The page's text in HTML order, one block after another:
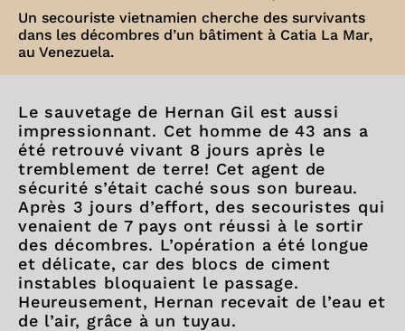
Un secouriste vietnamien cherche des survivants
dans les décombres d’un bâtiment à Catia La Mar,
au Venezuela.
Le sauvetage de Hernan Gil est aussi
impressionnant. Cet homme de 43 ans a
été retrouvé vivant 8 jours après le
tremblement de terre! Cet agent de
sécurité s’était caché sous son bureau.
Après 3 jours d’effort, des secouristes qui
venaient de 7 pays ont réussi à le sortir
des décombres. L’opération a été longue
et délicate, car des blocs de ciment
instables bloquaient le passage.
Heureusement, Hernan recevait de l’eau et
de l’air, grâce à un tuyau.